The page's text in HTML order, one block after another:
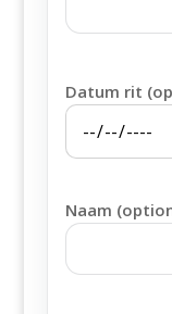
Datum rit
Naam